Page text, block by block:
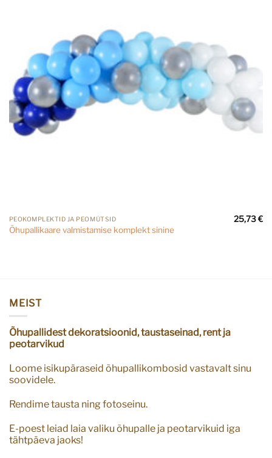
PEOKOMPLEKTID JA PEOMÜTSID
Õhupallikaare valmistamise komplekt sinine
25,73€
MEIST
Õhupallidest dekoratsioonid, taustaseinad, rent ja
peotarvikud
Loome isikupäraseid õhupallikombosid vastavalt sinu
soovidele.
Rendime tausta ning fotoseinu.
E-poest leiad laia valiku õhupalle ja peotarvikuid iga
tähtpäeva jaoks!